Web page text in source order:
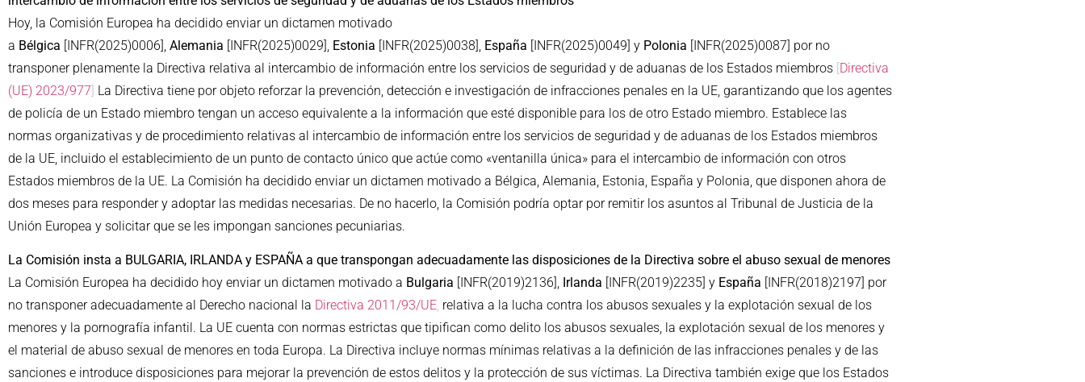
Hoy, la Comisión Europea ha decidido enviar un dictamen motivado
a Bélgica [INFR(2025)0006], Alemania [INFR(2025)0029], Estonia [INFR(2025)0038], España [INFR(2025)0049] y Polonia [INFR(2025)0087] por no
transponer plenamente la Directiva relativa al intercambio de información entre los servicios de seguridad y de aduanas de los Estados miembros [Directiva
(UE) 2023/977] La Directiva tiene por objeto reforzar la prevención, detección e investigación de infracciones penales en la UE, garantizando que los agentes
de policía de un Estado miembro tengan un acceso equivalente a la información que esté disponible para los de otro Estado miembro. Establece las
normas organizativas y de procedimiento relativas al intercambio de información entre los servicios de seguridad y de aduanas de los Estados miembros
de la UE, incluido el establecimiento de un punto de contacto único que actúe como «ventanilla única» para el intercambio de información con otros
Estados miembros de la UE. La Comisión ha decidido enviar un dictamen motivado a Bélgica, Alemania, Estonia, España y Polonia, que disponen ahora de
dos meses para responder y adoptar las medidas necesarias. De no hacerlo, la Comisión podría optar por remitir los asuntos al Tribunal de Justicia de la
Unión Europea y solicitar que se les impongan sanciones pecuniarias.
La Comisión insta a BULGARIA, IRLANDA y ESPAÑA a que transpongan adecuadamente las disposiciones de la Directiva sobre el abuso sexual de menores
La Comisión Europea ha decidido hoy enviar un dictamen motivado a Bulgaria [INFR(2019)2136], Irlanda [INFR(2019)2235] y España [INFR(2018)2197] por
no transponer adecuadamente al Derecho nacional la Directiva 2011/93/UE, relativa a la lucha contra los abusos sexuales y la explotación sexual de los
menores y la pornografía infantil. La UE cuenta con normas estrictas que tipifican como delito los abusos sexuales, la explotación sexual de los menores y
el material de abuso sexual de menores en toda Europa. La Directiva incluye normas mínimas relativas a la definición de las infracciones penales y de las
sanciones e introduce disposiciones para mejorar la prevención de estos delitos y la protección de sus víctimas. La Directiva también exige que los Estados